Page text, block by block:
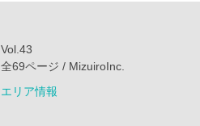
Vol.43
全69ページ / MizuiroInc.
エリア情報